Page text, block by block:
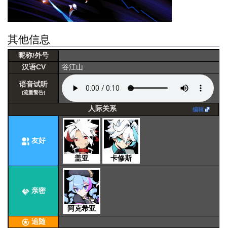
其他信息
昵称/外号
汉语CV
谷江山
语音试听
(流量警告)
人际关系 编辑
友好
盖亚 卡修斯
亲密
阿克希亚
追随